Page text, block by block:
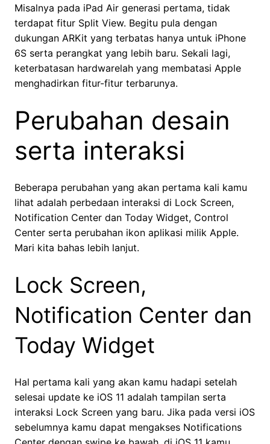
Misalnya pada iPad Air generasi pertama, tidak
terdapat fitur Split View. Begitu pula dengan
dukungan ARKit yang terbatas hanya untuk iPhone
6S serta perangkat yang lebih baru. Sekali lagi,
keterbatasan hardwarelah yang membatasi Apple
menghadirkan fitur-fitur terbarunya.
Perubahan desain
serta interaksi
Beberapa perubahan yang akan pertama kali kamu
lihat adalah perbedaan interaksi di Lock Screen,
Notification Center dan Today Widget, Control
Center serta perubahan ikon aplikasi milik Apple.
Mari kita bahas lebih lanjut.
Lock Screen,
Notification Center dan
Today Widget
Hal pertama kali yang akan kamu hadapi setelah
selesai update ke iOS 11 adalah tampilan serta
interaksi Lock Screen yang baru. Jika pada versi iOS
sebelumnya kamu dapat mengakses Notifications